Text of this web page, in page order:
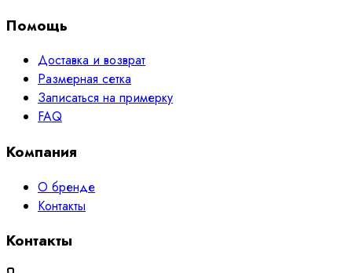
Помощь
Доставка и возврат
Размерная сетка
Записаться на примерку
FAQ
Компания
О бренде
Контакты
Контакты